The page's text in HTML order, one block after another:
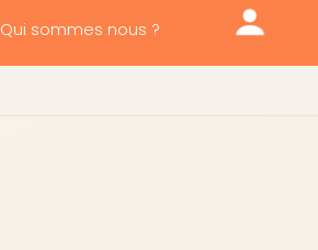
Qui sommes nous ?